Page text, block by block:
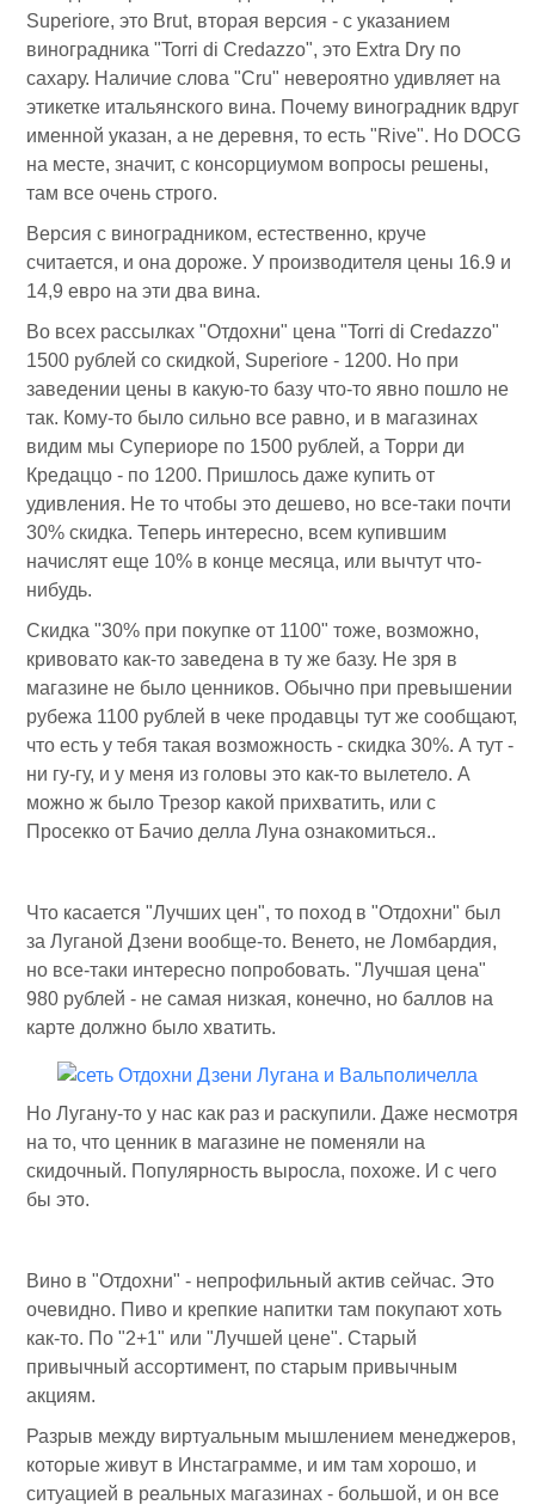
Superiore, это Brut, вторая версия - с указанием
виноградника "Torri di Credazzo", это Extra Dry по
сахару. Наличие слова "Cru" невероятно удивляет на
этикетке итальянского вина. Почему виноградник вдруг
именной указан, а не деревня, то есть "Rive". Но DOCG
на месте, значит, с консорциумом вопросы решены,
там все очень строго.
Версия с виноградником, естественно, круче
считается, и она дороже. У производителя цены 16.9 и
14,9 евро на эти два вина.
Во всех рассылках "Отдохни" цена "Torri di Credazzo"
1500 рублей со скидкой, Superiore - 1200. Но при
заведении цены в какую-то базу что-то явно пошло не
так. Кому-то было сильно все равно, и в магазинах
видим мы Супериоре по 1500 рублей, а Торри ди
Кредаццо - по 1200. Пришлось даже купить от
удивления. Не то чтобы это дешево, но все-таки почти
30% скидка. Теперь интересно, всем купившим
начислят еще 10% в конце месяца, или вычтут что-
нибудь.
Скидка "30% при покупке от 1100" тоже, возможно,
кривовато как-то заведена в ту же базу. Не зря в
магазине не было ценников. Обычно при превышении
рубежа 1100 рублей в чеке продавцы тут же сообщают,
что есть у тебя такая возможность - скидка 30%. А тут -
ни гу-гу, и у меня из головы это как-то вылетело. А
можно ж было Трезор какой прихватить, или с
Просекко от Бачио делла Луна ознакомиться..
Что касается "Лучших цен", то поход в "Отдохни" был
за Луганой Дзени вообще-то. Венето, не Ломбардия,
но все-таки интересно попробовать. "Лучшая цена"
980 рублей - не самая низкая, конечно, но баллов на
карте должно было хватить.
Но Лугану-то у нас как раз и раскупили. Даже несмотря
на то, что ценник в магазине не поменяли на
скидочный. Популярность выросла, похоже. И с чего
бы это.
Вино в "Отдохни" - непрофильный актив сейчас. Это
очевидно. Пиво и крепкие напитки там покупают хоть
как-то. По "2+1" или "Лучшей цене". Старый
привычный ассортимент, по старым привычным
акциям.
Разрыв между виртуальным мышлением менеджеров,
которые живут в Инстаграмме, и им там хорошо, и
ситуацией в реальных магазинах - большой, и он все